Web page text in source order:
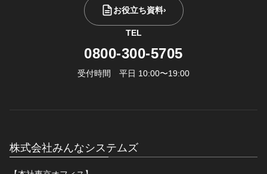
お役立ち資料›
TEL
0800-300-5705
受付時間 平日 10:00〜19:00
株式会社みんなシステムズ